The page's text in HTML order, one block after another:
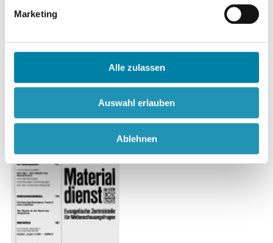
Marketing
Alle zulassen
Auswahl erlauben
Ablehnen
Parapsychologie als Lebenshilfe
Inhalt ansehen Download 11,17 MB